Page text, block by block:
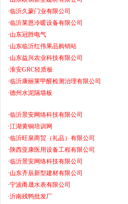
·临沂久蒙门业有限公司
·临沂莱恩冷暖设备有限公司
·山东冠胜电气
·山东临沂红伟果品购销站
·山东益兴农业科技有限公司
·淮安GRC轻质板
·临沂康丽莱甲醛检测治理有限公司
·德州水泥隔墙板
·临沂景安网络科技有限公司
·江湖黄铜培训网
·临沂旺泉商贸（礼品）有限公司
·陕西亚康医用设备工程有限公司
·临沂景安网络科技有限公司
·山东齐辰新型建材有限公司
·宁波甬晟水表有限公司
·沂南残鸭批发厂